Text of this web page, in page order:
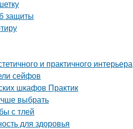
защиты
и практичного интерьера
сейфов
шкафов Практик
выбрать
с тлей
для здоровья